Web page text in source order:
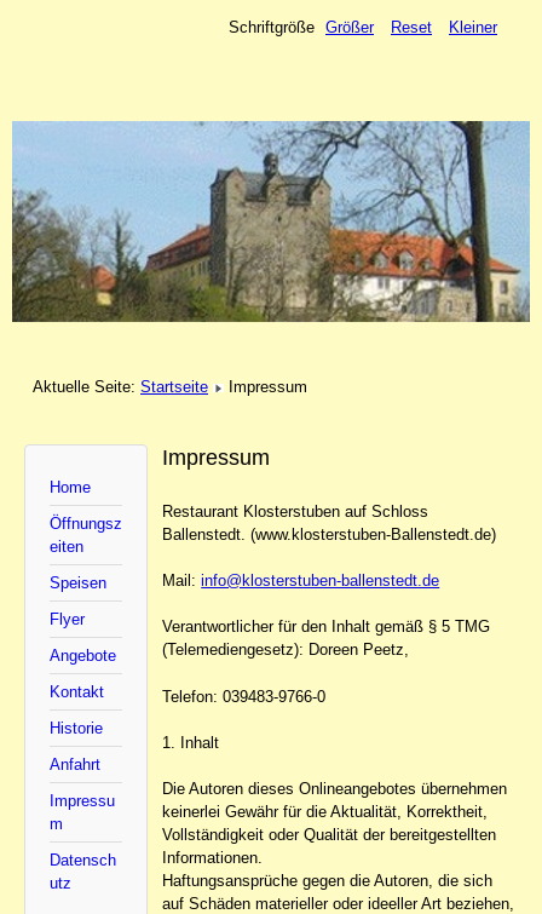
Schriftgröße Größer Reset Kleiner
Aktuelle Seite: Startseite Impressum
Home
Öffnungsz
eiten
Speisen
Flyer
Angebote
Kontakt
Historie
Anfahrt
Impressu
m
Datensch
utz
Impressum
Restaurant Klosterstuben auf Schloss
Ballenstedt. (www.klosterstuben-Ballenstedt.de)
Mail:info@klosterstuben-ballenstedt.de
Verantwortlicher für den Inhalt gemäß § 5 TMG
(Telemediengesetz): Doreen Peetz,
Telefon: 039483-9766-0
1. Inhalt
Die Autoren dieses Onlineangebotes übernehmen
keinerlei Gewähr für die Aktualität, Korrektheit,
Vollständigkeit oder Qualität der bereitgestellten
Informationen.
Haftungsansprüche gegen die Autoren, die sich
auf Schäden materieller oder ideeller Art beziehen,